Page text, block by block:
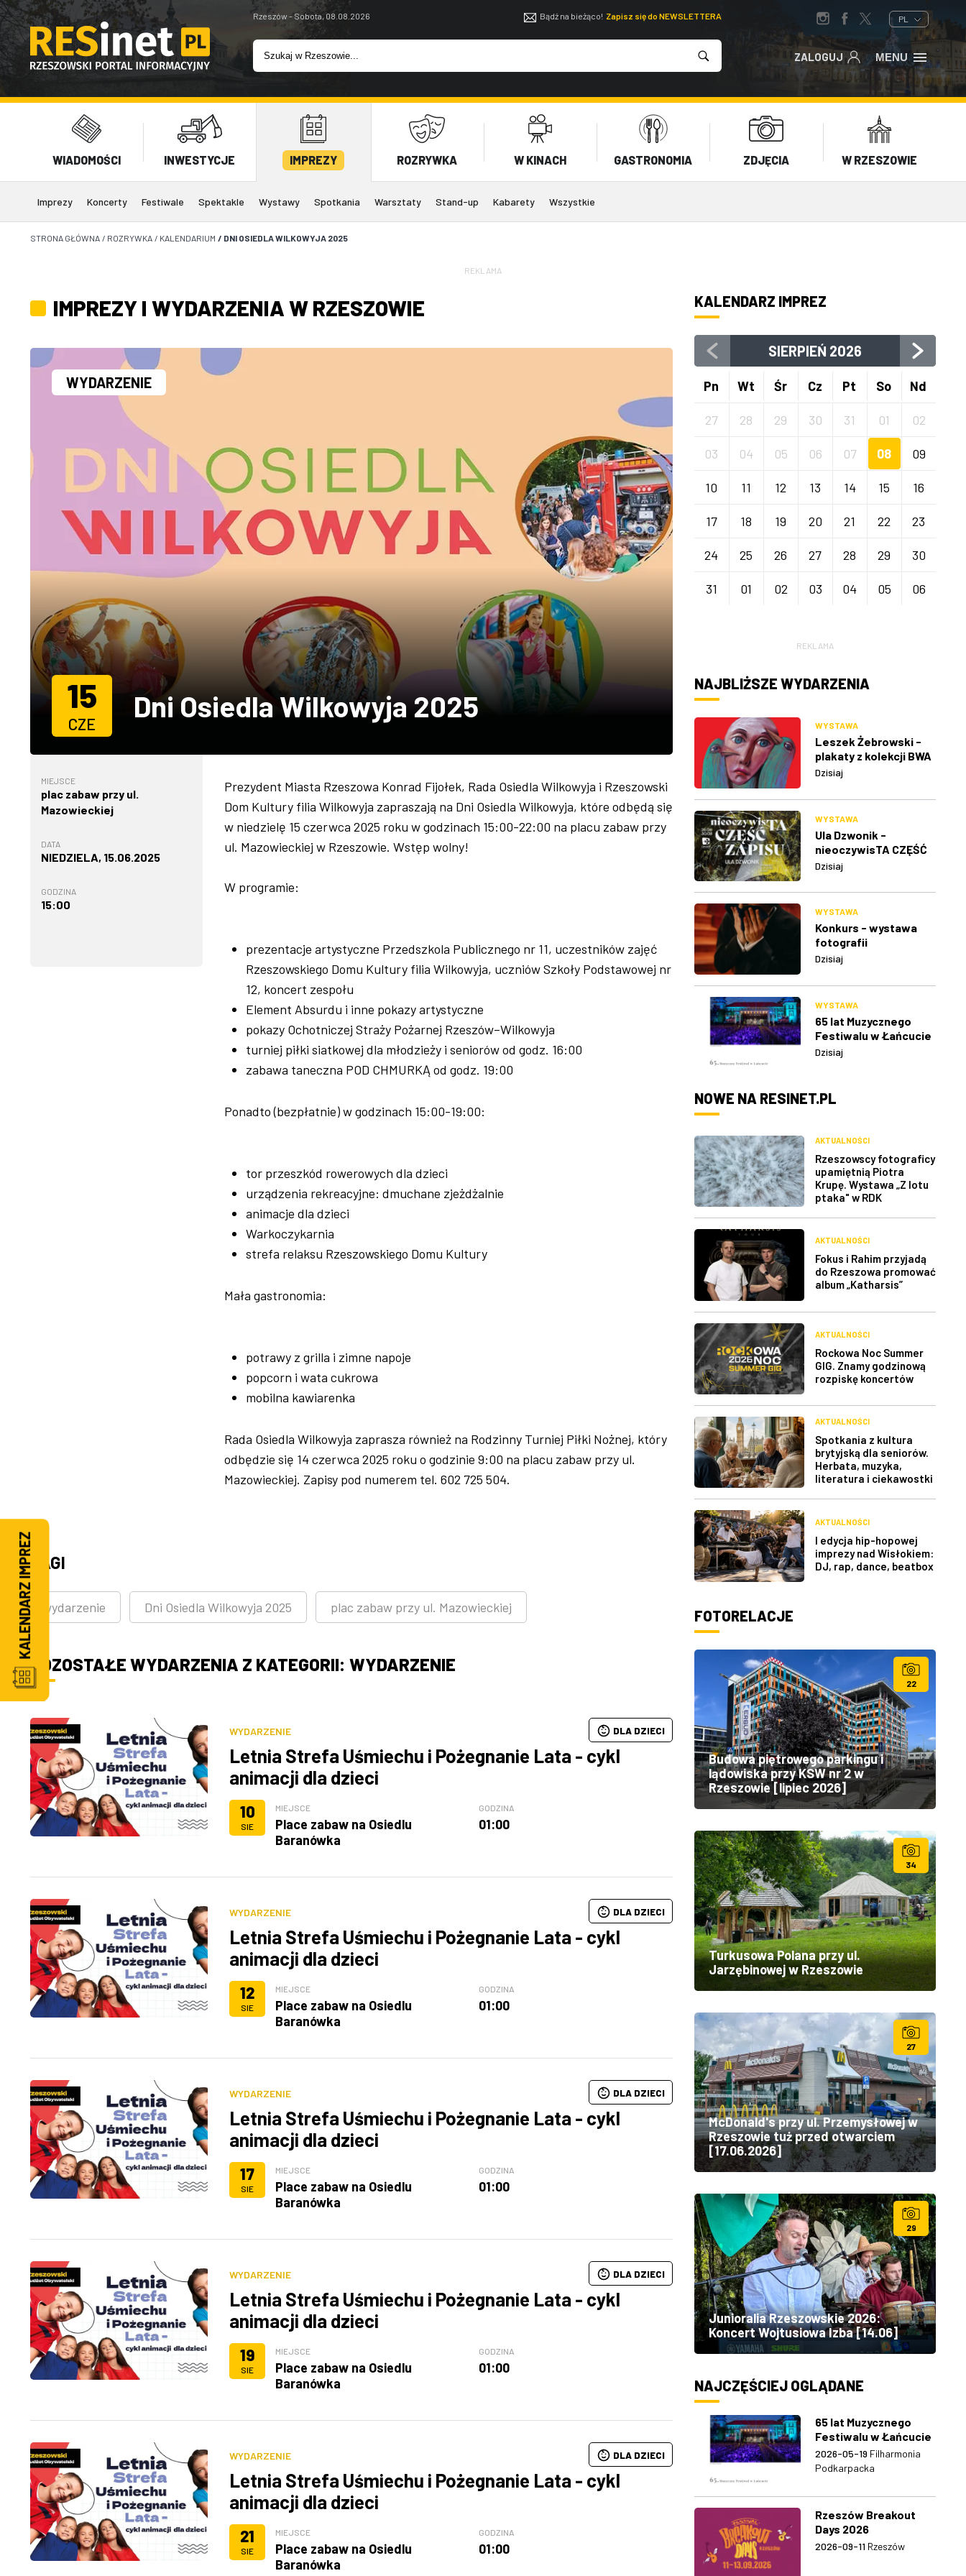
Rzeszów - Sobota, 08.08.2026 Bądź na bieżąco! Zapisz się do NEWSLETTERA PL
ZALOGUJ MENU
WIADOMOŚCI INWESTYCJE IMPREZY ROZRYWKA W KINACH GASTRONOMIA ZDJĘCIA W RZESZOWIE
Imprezy Koncerty Festiwale Spektakle Wystawy Spotkania Warsztaty Stand-up Kabarety Wszystkie
STRONA GŁÓWNA / ROZRYWKA / KALENDARIUM / DNI OSIEDLA WILKOWYJA 2025
REKLAMA
IMPREZY I WYDARZENIA W RZESZOWIE
WYDARZENIE
15
CZE
Dni Osiedla Wilkowyja 2025
MIEJSCE
plac zabaw przy ul.
Mazowieckiej
DATA
NIEDZIELA, 15.06.2025
GODZINA
15:00
Prezydent Miasta Rzeszowa Konrad Fijołek, Rada Osiedla Wilkowyja i Rzeszowski
Dom Kultury filia Wilkowyja zapraszają na Dni Osiedla Wilkowyja, które odbędą się
w niedzielę 15 czerwca 2025 roku w godzinach 15:00-22:00 na placu zabaw przy
ul. Mazowieckiej w Rzeszowie. Wstęp wolny!
W programie:
prezentacje artystyczne Przedszkola Publicznego nr 11, uczestników zajęć
Rzeszowskiego Domu Kultury filia Wilkowyja, uczniów Szkoły Podstawowej nr
12, koncert zespołu
Element Absurdu i inne pokazy artystyczne
pokazy Ochotniczej Straży Pożarnej Rzeszów–Wilkowyja
turniej piłki siatkowej dla młodzieży i seniorów od godz. 16:00
zabawa taneczna POD CHMURKĄ od godz. 19:00
Ponadto (bezpłatnie) w godzinach 15:00-19:00:
tor przeszkód rowerowych dla dzieci
urządzenia rekreacyjne: dmuchane zjeżdżalnie
animacje dla dzieci
Warkoczykarnia
strefa relaksu Rzeszowskiego Domu Kultury
Mała gastronomia:
potrawy z grilla i zimne napoje
popcorn i wata cukrowa
mobilna kawiarenka
Rada Osiedla Wilkowyja zaprasza również na Rodzinny Turniej Piłki Nożnej, który
odbędzie się 14 czerwca 2025 roku o godzinie 9:00 na placu zabaw przy ul.
Mazowieckiej. Zapisy pod numerem tel. 602 725 504.
TAGI
wydarzenie Dni Osiedla Wilkowyja 2025 plac zabaw przy ul. Mazowieckiej
POZOSTAŁE WYDARZENIA Z KATEGORII: WYDARZENIE
WYDARZENIE
Letnia Strefa Uśmiechu i Pożegnanie Lata - cykl
animacji dla dzieci
10
SIE
MIEJSCE
Place zabaw na Osiedlu
Baranówka
GODZINA
01:00
DLA DZIECI
WYDARZENIE
Letnia Strefa Uśmiechu i Pożegnanie Lata - cykl
animacji dla dzieci
12
SIE
MIEJSCE
Place zabaw na Osiedlu
Baranówka
GODZINA
01:00
DLA DZIECI
WYDARZENIE
Letnia Strefa Uśmiechu i Pożegnanie Lata - cykl
animacji dla dzieci
17
SIE
MIEJSCE
Place zabaw na Osiedlu
Baranówka
GODZINA
01:00
DLA DZIECI
WYDARZENIE
Letnia Strefa Uśmiechu i Pożegnanie Lata - cykl
animacji dla dzieci
19
SIE
MIEJSCE
Place zabaw na Osiedlu
Baranówka
GODZINA
01:00
DLA DZIECI
WYDARZENIE
Letnia Strefa Uśmiechu i Pożegnanie Lata - cykl
animacji dla dzieci
21
SIE
MIEJSCE
Place zabaw na Osiedlu
Baranówka
GODZINA
01:00
DLA DZIECI
KALENDARZ IMPREZ
SIERPIEŃ 2026
Pn Wt Śr Cz Pt So Nd
27 28 29 30 31 01 02
03 04 05 06 07 08 09
10 11 12 13 14 15 16
17 18 19 20 21 22 23
24 25 26 27 28 29 30
31 01 02 03 04 05 06
REKLAMA
NAJBLIŻSZE WYDARZENIA
WYSTAWA
Leszek Żebrowski -
plakaty z kolekcji BWA
w Rzeszowie
Dzisiaj
WYSTAWA
Ula Dzwonik -
nieoczywisTA CZĘŚĆ
ZAPISU
Dzisiaj
WYSTAWA
Konkurs - wystawa
fotografii
Dzisiaj
WYSTAWA
65 lat Muzycznego
Festiwalu w Łańcucie
Dzisiaj
NOWE NA RESINET.PL
AKTUALNOŚCI
Rzeszowscy fotograficy
upamiętnią Piotra
Krupę. Wystawa „Z lotu
ptaka" w RDK
AKTUALNOŚCI
Fokus i Rahim przyjadą
do Rzeszowa promować
album „Katharsis”
AKTUALNOŚCI
Rockowa Noc Summer
GIG. Znamy godzinową
rozpiskę koncertów
AKTUALNOŚCI
Spotkania z kultura
brytyjską dla seniorów.
Herbata, muzyka,
literatura i ciekawostki
AKTUALNOŚCI
I edycja hip-hopowej
imprezy nad Wisłokiem:
DJ, rap, dance, beatbox
FOTORELACJE
22
Budowa piętrowego parkingu i
lądowiska przy KSW nr 2 w
Rzeszowie [lipiec 2026]
34
Turkusowa Polana przy ul.
Jarzębinowej w Rzeszowie
27
McDonald's przy ul. Przemysłowej w
Rzeszowie tuż przed otwarciem
[17.06.2026]
29
Junioralia Rzeszowskie 2026:
Koncert Wojtusiowa Izba [14.06]
NAJCZĘŚCIEJ OGLĄDANE
65 lat Muzycznego
Festiwalu w Łańcucie
2026-05-19 Filharmonia
Podkarpacka
Rzeszów Breakout
Days 2026
2026-09-11 Rzeszów
KALENDARZ IMPREZ